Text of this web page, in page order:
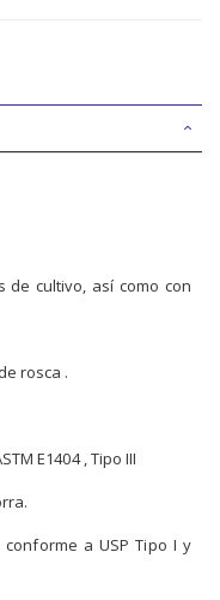
de cultivo, así como con
rosca .
E1404 , Tipo III
a USP Tipo I y